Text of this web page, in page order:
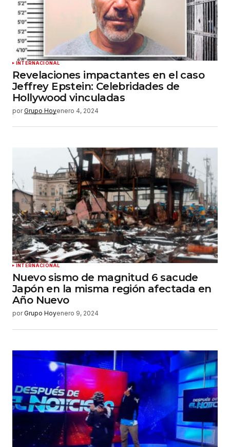
INTERNACIONAL
Revelaciones impactantes en el caso
Jeffrey Epstein: Celebridades de
Hollywood vinculadas
por Grupo Hoyenero 4, 2024
INTERNACIONAL
Nuevo sismo de magnitud 6 sacude
Japón en la misma región afectada en
Año Nuevo
por Grupo Hoyenero 9, 2024